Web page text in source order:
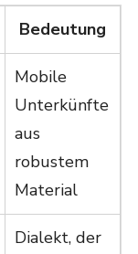
Bedeutung
Mobile
Unterkünfte
aus
robustem
Material
Dialekt, der